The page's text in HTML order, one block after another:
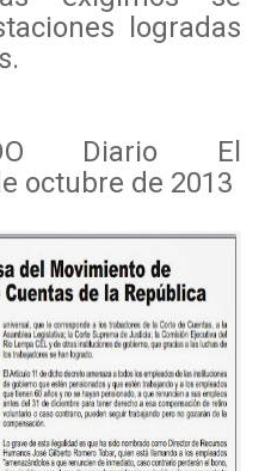
logradas
Diario El
octubre de 2013